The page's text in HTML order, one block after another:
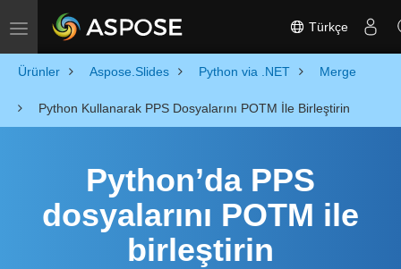
Toggle navigation Türkçe
Ürünler Aspose.Slides Python via .NET Merge
Python Kullanarak PPS Dosyalarını POTM İle Birleştirin
Python’da PPS
dosyalarını POTM ile
birleştirin